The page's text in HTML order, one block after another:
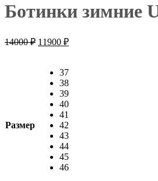
Ботинки зимние
14000₽ Первоначальная
14000 ₽.
11900 ₽Текущая
Размер
37
38
39
40
41
42
43
44
45
46